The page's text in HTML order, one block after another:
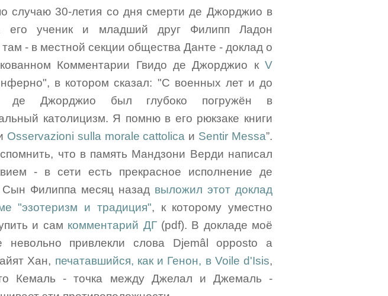
случаю 30-летия со дня смерти де Джорджио в
его ученик и младший друг Филипп Ладон
там - в местной секции общества Данте - доклад о
Комментарии Гвидо де Джорджио к V
в котором сказал: "С военных лет и до
де Джорджио был глубоко погружён в
католицизм. Я помню в его рюкзаке книги
Osservazioni sulla morale cattolica и Sentir Messa”.
что в память Мандзони Верди написал
- в сети есть прекрасное исполнение де
Филиппа месяц назад выложил этот доклад
"эзотеризм и традиция", к которому уместно
и сам комментарий ДГ(pdf). В докладе моё
невольно привлекли слова Djemâl opposto a
Хан, печатавшийся, как и Генон, в Voile d'Isis,
Кемаль - точка между Джелал и Джемаль -